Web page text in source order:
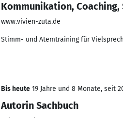
Kommunikation,
www.vivien-zuta.de
Stimm- und Atemtraining für
Bis heute 19 Jahre und 8 Monate, seit
Autorin Sachbuch